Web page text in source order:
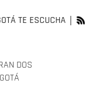
TE ESCUCHA
DOS